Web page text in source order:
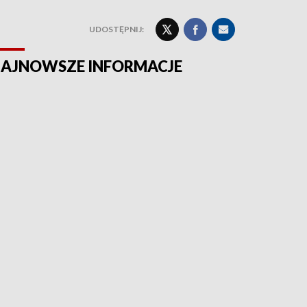
UDOSTĘPNIJ:
INFORMACJE